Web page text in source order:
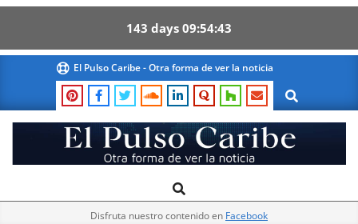
143 days 09 54 42
content
El Pulso Caribe - Otra forma de ver la noticia
Search
El
Pulso
Navigation
Search
Disfruta nuestro contenido en Facebook